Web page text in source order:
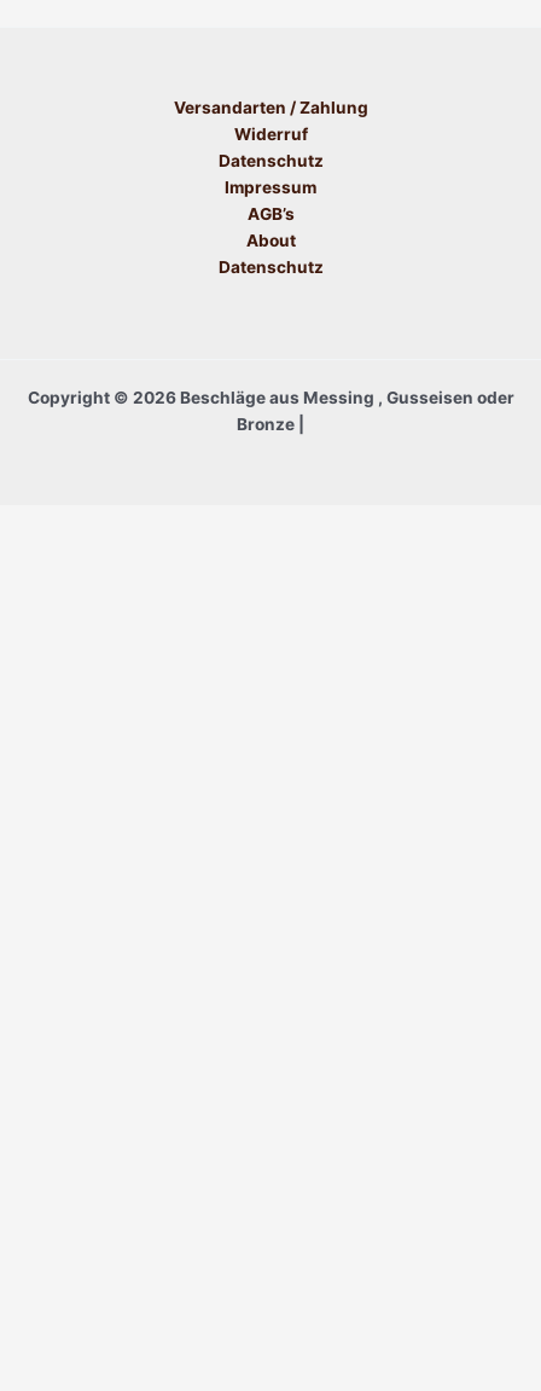
Versandarten / Zahlung
Widerruf
Datenschutz
Impressum
AGB’s
About
Datenschutz
Copyright © 2026 Beschläge aus Messing , Gusseisen oder
Bronze |